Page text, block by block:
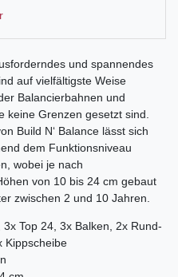
und spannendes
auf vielfältigste Weise
Balancierbahnen und
keine Grenzen gesetzt sind.
Build N‘ Balance lässt sich
dem Funktionsniveau
wobei je nach
von 10 bis 24 cm gebaut
zwischen 2 und 10 Jahren.
Top 24, 3x Balken, 2x Rund-
Kippscheibe